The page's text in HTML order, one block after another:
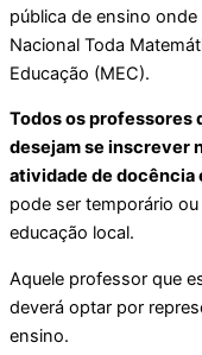
pública de ensino
Nacional Toda
Educação (MEC).
Todos os professores
desejam se inscrever
atividade de docência
pode ser temporário
educação local.
Aquele professor que
deverá optar por
ensino.